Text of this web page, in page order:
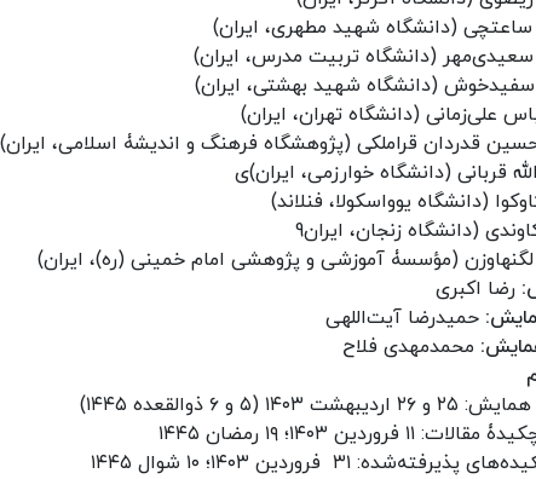
(دانشگاه شهید مطهری، ایران)
(دانشگاه تربیت مدرس، ایران)
(دانشگاه شهید بهشتی، ایران)
علی‌زمانی (دانشگاه تهران، ایران)
قدردان قراملکی (پژوهشگاه فرهنگ و اندیشۀ اسلامی، ایران)
قربانی (دانشگاه خوارزمی، ایران)ی
(دانشگاه یوواسکولا، فنلاند)
(دانشگاه زنجان، ایران9
(مؤسسۀ آموزشی و پژوهشی امام خمینی (ره)، ایران)
رضا اکبری
حمیدرضا آیت‌اللهی
محمدمهدی فلاح
همایش: ۲۵ و ۲۶ اردیبهشت ۱۴۰۳ (۵ و ۶ ذوالقعده ۱۴۴۵)
مقالات: ۱۱ فروردین ۱۴۰۳؛ ۱۹ رمضان ۱۴۴۵
پذیرفته‌شده: ۳۱ فروردین ۱۴۰۳؛ ۱۰ شوال ۱۴۴۵